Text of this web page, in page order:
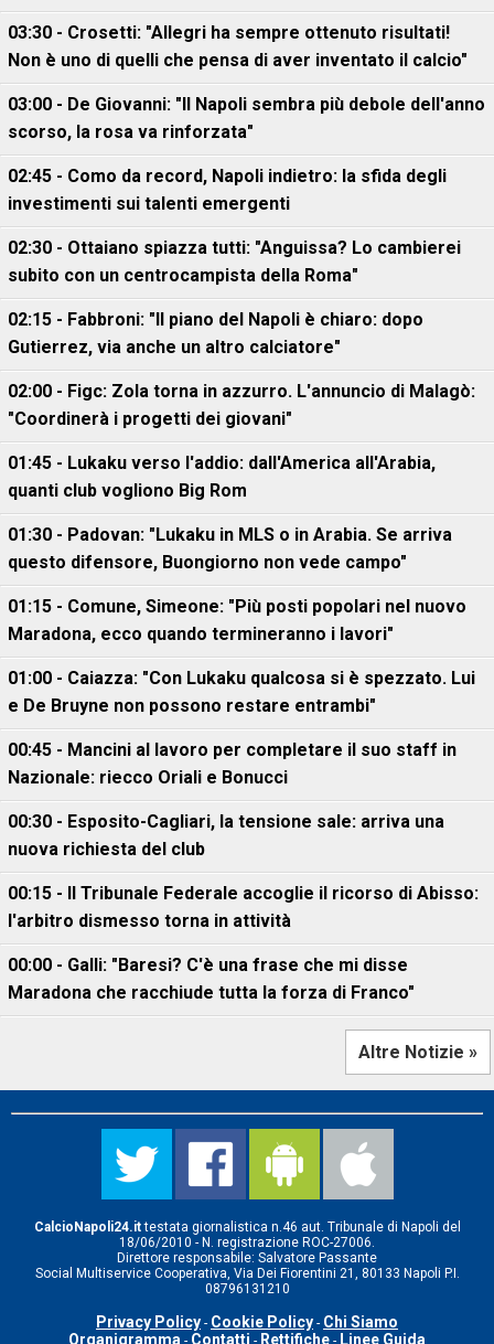
03:30 - Crosetti: "Allegri ha sempre ottenuto risultati!
Non è uno di quelli che pensa di aver inventato il calcio"
03:00 - De Giovanni: "Il Napoli sembra più debole dell'anno
scorso, la rosa va rinforzata"
02:45 - Como da record, Napoli indietro: la sfida degli
investimenti sui talenti emergenti
02:30 - Ottaiano spiazza tutti: "Anguissa? Lo cambierei
subito con un centrocampista della Roma"
02:15 - Fabbroni: "Il piano del Napoli è chiaro: dopo
Gutierrez, via anche un altro calciatore"
02:00 - Figc: Zola torna in azzurro. L'annuncio di Malagò:
"Coordinerà i progetti dei giovani"
01:45 - Lukaku verso l'addio: dall'America all'Arabia,
quanti club vogliono Big Rom
01:30 - Padovan: "Lukaku in MLS o in Arabia. Se arriva
questo difensore, Buongiorno non vede campo"
01:15 - Comune, Simeone: "Più posti popolari nel nuovo
Maradona, ecco quando termineranno i lavori"
01:00 - Caiazza: "Con Lukaku qualcosa si è spezzato. Lui
e De Bruyne non possono restare entrambi"
00:45 - Mancini al lavoro per completare il suo staff in
Nazionale: riecco Oriali e Bonucci
00:30 - Esposito-Cagliari, la tensione sale: arriva una
nuova richiesta del club
00:15 - Il Tribunale Federale accoglie il ricorso di Abisso:
l'arbitro dismesso torna in attività
00:00 - Galli: "Baresi? C'è una frase che mi disse
Maradona che racchiude tutta la forza di Franco"
Altre Notizie »
CalcioNapoli24.ittestata giornalistica n.46 aut. Tribunale di Napoli del
18/06/2010 - N. registrazione ROC-27006.
Direttore responsabile: Salvatore Passante
Social Multiservice Cooperativa, Via Dei Fiorentini 21, 80133 Napoli P.I.
08796131210
Privacy Policy - Cookie Policy - Chi Siamo
Organigramma - Contatti - Rettifiche - Linee Guida